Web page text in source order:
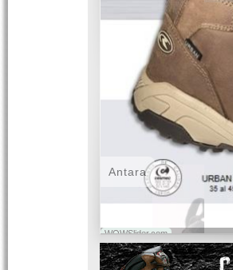
WOWSlider.com
Antara